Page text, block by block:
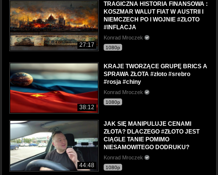
27:17
TRAGICZNA HISTORIA FINANSOWA :
KOSZMAR WALUT FIAT W AUSTRII I
NIEMCZECH PO I WOJNIE #ZŁOTO
#INFLACJA
Konrad Mroczek
1080p
38:12
KRAJE TWORZĄCE GRUPĘ BRICS A
SPRAWA ZŁOTA #złoto #srebro
#rosja #chiny
Konrad Mroczek
1080p
44:48
JAK SIĘ MANIPULUJE CENAMI
ZŁOTA? DLACZEGO #ZŁOTO JEST
CIĄGLE TANIE POMIMO
NIESAMOWITEGO DODRUKU?
Konrad Mroczek
1080p